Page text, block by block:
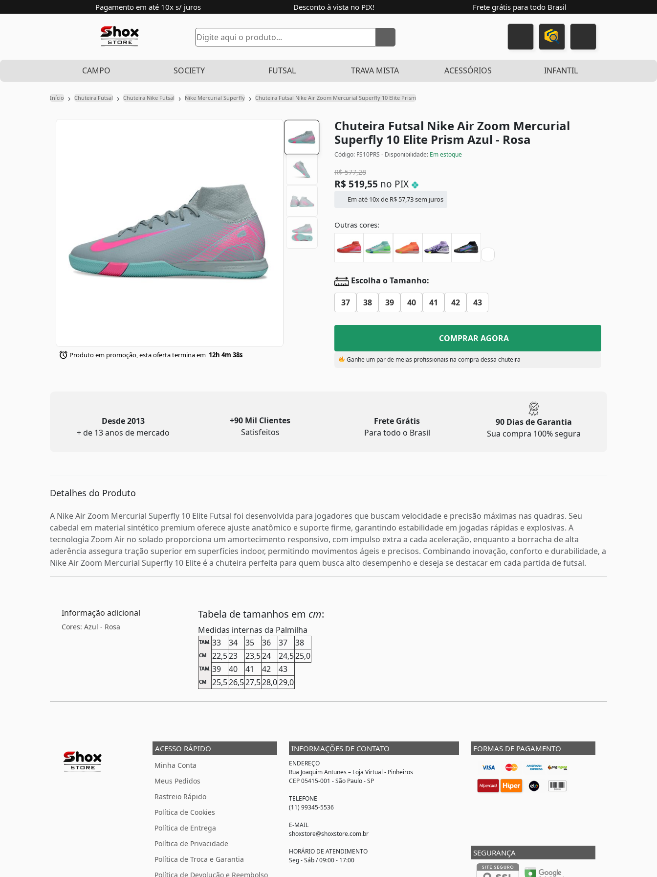
Pagamento em até 10x s/ juros Desconto à vista no PIX! Frete grátis para todo Brasil
CAMPO SOCIETY FUTSAL TRAVA MISTA ACESSÓRIOS INFANTIL
Início › Chuteira Futsal › Chuteira Nike Futsal › Nike Mercurial Superfly › Chuteira Futsal Nike Air Zoom Mercurial Superfly 10 Elite Prism
Produto em promoção, esta oferta termina em 12h 4m 37s
Chuteira Futsal Nike Air Zoom Mercurial
Superfly 10 Elite Prism Azul - Rosa
Código: FS10PRS - Disponibilidade: Em estoque
R$577,28
R$ 519,55 no PIX
Em até 10x de R$ 57,73sem juros
Outras cores:
Escolha o Tamanho:
37 38 39 40 41 42 43
COMPRAR AGORA
Ganhe um par de meias profissionais na compra dessa chuteira
Desde 2013
+ de 13 anos de mercado
+90 Mil Clientes
Satisfeitos
Frete Grátis
Para todo o Brasil
90 Dias de Garantia
Sua compra 100% segura
Detalhes do Produto
A Nike Air Zoom Mercurial Superfly 10 Elite Futsal foi desenvolvida para jogadores que buscam velocidade e precisão máximas nas quadras. Seu
cabedal em material sintético premium oferece ajuste anatômico e suporte firme, garantindo estabilidade em jogadas rápidas e explosivas. A
tecnologia Zoom Air no solado proporciona um amortecimento responsivo, com impulso extra a cada aceleração, enquanto a borracha de alta
aderência assegura tração superior em superfícies indoor, permitindo movimentos ágeis e precisos. Combinando inovação, conforto e durabilidade, a
Nike Air Zoom Mercurial Superfly 10 Elite é a chuteira perfeita para quem busca alto desempenho e deseja se destacar em cada partida de futsal.
Informação adicional
Cores: Azul - Rosa
Tabela de tamanhos em cm:
Medidas internas da Palmilha
TAM. 33 34 35 36 37 38
CM 22,523 23,524 24,525,0
TAM. 39 40 41 42 43
CM 25,526,527,528,029,0
ACESSO RÁPIDO
Minha Conta
Meus Pedidos
Rastreio Rápido
Política de Cookies
Política de Entrega
Política de Privacidade
Política de Troca e Garantia
Política de Devolução e Reembolso
INFORMAÇÕES DE CONTATO
ENDEREÇO
Rua Joaquim Antunes – Loja Virtual - Pinheiros
CEP 05415-001 - São Paulo - SP
TELEFONE
(11) 99345-5536
E-MAIL
shoxstore@shoxstore.com.br
HORÁRIO DE ATENDIMENTO
Seg - Sáb / 09:00 - 17:00
FORMAS DE PAGAMENTO
SEGURANÇA